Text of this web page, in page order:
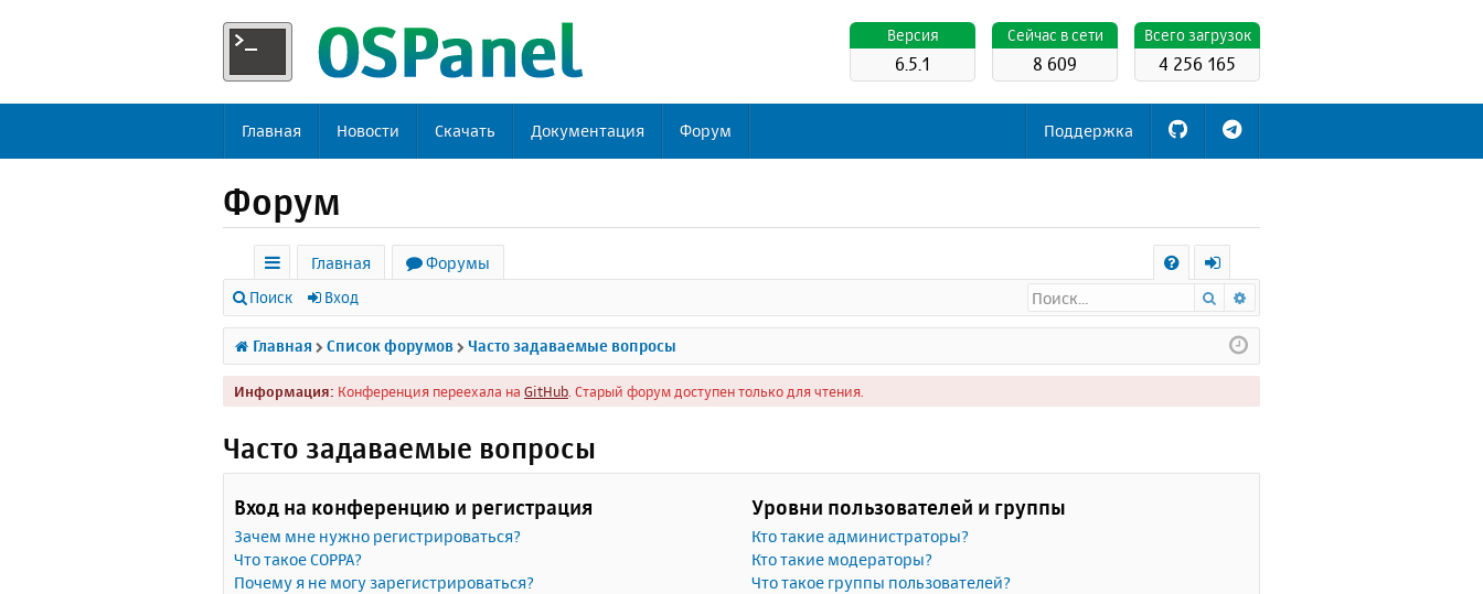
Всего загрузок
4 256 165
Cейчас в сети
8 609
Версия
6.5.1
Главная Новости Скачать Документация Форум Поддержка
Форум
с
ы
л
к
Главная
Форумы
Q
х
о
д
Поиск Вход Поиск
Главная Список форумов Часто задаваемые вопросы
Информация: Конференция переехала на GitHub . Старый форум доступен только для чтения.
Часто задаваемые вопросы
Вход на конференцию и регистрация
Зачем мне нужно регистрироваться?
Что такое COPPA?
Почему я не могу зарегистрироваться?
Уровни пользователей и группы
Кто такие администраторы?
Кто такие модераторы?
Что такое группы пользователей?